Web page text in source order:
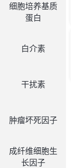
细胞培养基质
蛋白
白介素
干扰素
肿瘤坏死因子
成纤维细胞生
长因子